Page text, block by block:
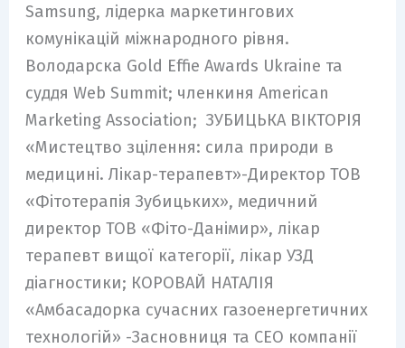
Samsung, лідерка маркетингових
комунікацій міжнародного рівня.
Володарска Gold Effie Awards Ukraine та
суддя Web Summit; членкиня American
Marketing Association; ЗУБИЦЬКА ВІКТОРІЯ
«Мистецтво зцілення: сила природи в
медицині. Лікар-терапевт»-Директор ТОВ
«Фітотерапія Зубицьких», медичний
директор ТОВ «Фіто-Данімир», лікар
терапевт вищої категорії, лікар УЗД
діагностики; КОРОВАЙ НАТАЛІЯ
«Амбасадорка сучасних газоенергетичних
технологій» -Засновниця та СЕО компанії